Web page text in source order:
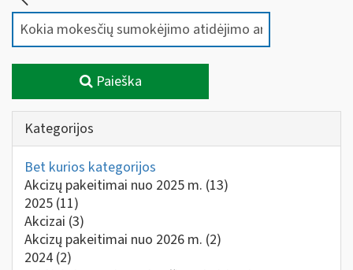
Paieška
Kategorijos
Bet kurios kategorijos
Akcizų pakeitimai nuo 2025 m. (13)
2025 (11)
Akcizai (3)
Akcizų pakeitimai nuo 2026 m. (2)
2024 (2)